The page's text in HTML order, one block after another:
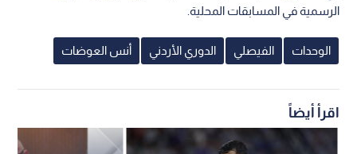
الرسمية في المسابقات المحلية.
الوحدات الفيصلي الدوري الأردني أنس العوضات
اقرأ أيضاً